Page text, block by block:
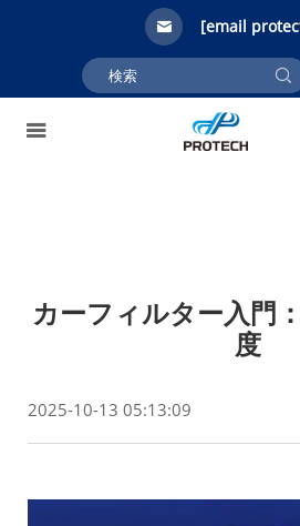
[email
カーフィルター入門
度
2025-10-13 05:13:09